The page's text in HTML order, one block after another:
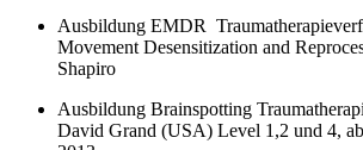
Ausbildung EMDR
Movement Desensitization and
Shapiro
Ausbildung Brainspotting
David Grand (USA) Level 1,2 und 4,